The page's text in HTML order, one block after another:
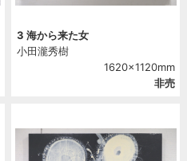
3 海から来た女
小田瀧秀樹
1620x1120mm
非売